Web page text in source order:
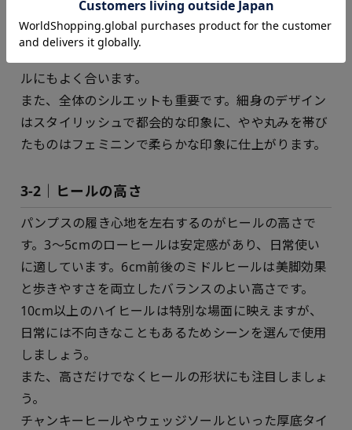
かく上品な雰囲気を演出し、スクエアトゥはシャープ
で洗練された印象に。つま先がシャープなポインテッ
ルにもよく合います。
また、全体のシルエットも重要です。細身のデザイン
はスタイリッシュで都会的な印象に、やや丸みを帯び
たものはフェミニンで柔らかな印象に仕上がります。
3-2｜ヒールの高さ
パンプスの履き心地を左右するのがヒールの高さで
す。3～5cmのローヒールは安定感があり、日常使い
に適しています。6cm前後のミドルヒールは美脚効果
と歩きやすさを両立したバランスのよい高さです。
10cm以上のハイヒールは特別な場面に映えますが、
日常には不向きなこともあるためシーンを選んで使用
しましょう。
また、高さだけでなくヒールの形状にも注目しましょ
う。
チャンキーヒールやウェッジソールといった厚底タイ